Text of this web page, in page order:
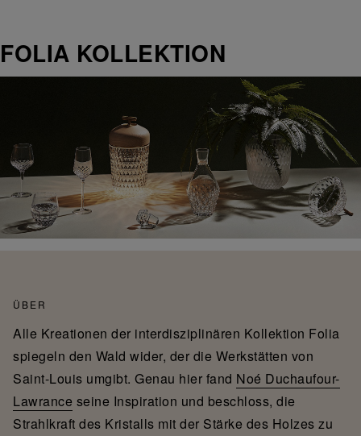
FOLIA KOLLEKTION
ÜBER
Alle Kreationen der interdisziplinären Kollektion Folia
spiegeln den Wald wider, der die Werkstätten von
Saint-Louis umgibt. Genau hier fand Noé Duchaufour-
Lawrance seine Inspiration und beschloss, die
Strahlkraft des Kristalls mit der Stärke des Holzes zu